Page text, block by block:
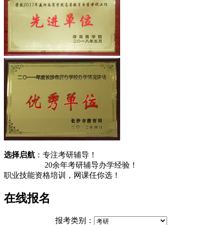
选择启航 ：专注考研辅导！
20余年考研辅导办学经验！
职业技能资格培训， 网课任你选！
在线报名
报考类别：